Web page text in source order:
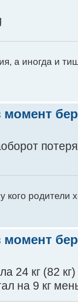
а иногда и
момент
кого
момент
24 кг (82
на 9 кг